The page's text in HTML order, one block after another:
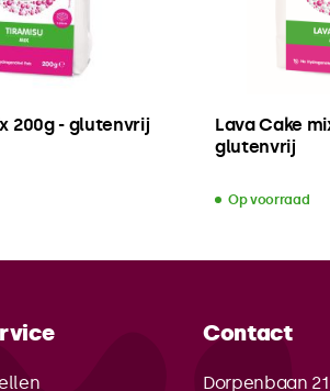
200g - glutenvrij
Lava Cake
glutenvrij
Op voorraad
Contact
Dorpenbaan 21